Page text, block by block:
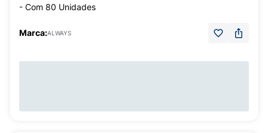
- Com 80 Unidades
Marca:ALWAYS